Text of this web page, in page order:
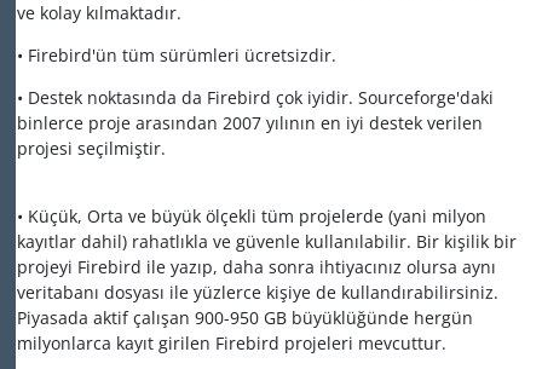
ve kolay kılmaktadır.
• Firebird'ün tüm sürümleri ücretsizdir.
• Destek noktasında da Firebird çok iyidir. Sourceforge'daki
binlerce proje arasından 2007 yılının en iyi destek verilen
projesi seçilmiştir.
• Küçük, Orta ve büyük ölçekli tüm projelerde (yani milyon
kayıtlar dahil) rahatlıkla ve güvenle kullanılabilir. Bir kişilik bir
projeyi Firebird ile yazıp, daha sonra ihtiyacınız olursa aynı
veritabanı dosyası ile yüzlerce kişiye de kullandırabilirsiniz.
Piyasada aktif çalışan 900-950 GB büyüklüğünde hergün
milyonlarca kayıt girilen Firebird projeleri mevcuttur.